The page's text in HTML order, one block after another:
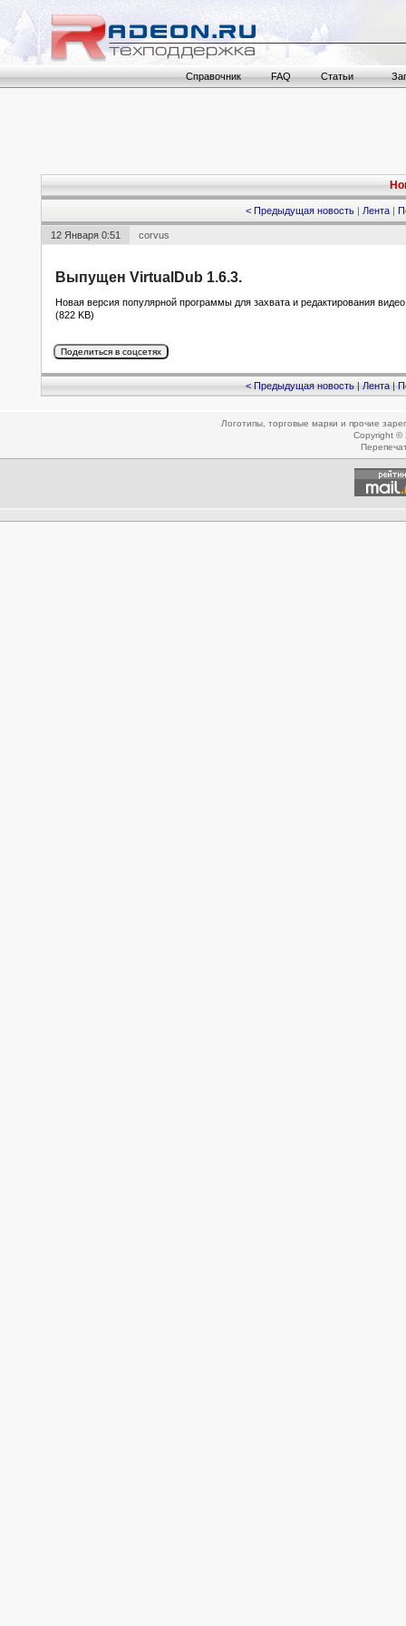
Справочник FAQ Статьи
< Предыдущая новость | Лента |
12 Января 0:51 corvus
Выпущен VirtualDub 1.6.3.
Новая версия популярной программы для захвата и редактирования
(822 KB)
< Предыдущая новость Лента|
Логотипы, торговые марки и прочие
Copyright ©